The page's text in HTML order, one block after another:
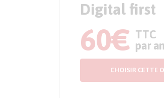
Digital first
60€ TTC
par an
CHOISIR CETTE